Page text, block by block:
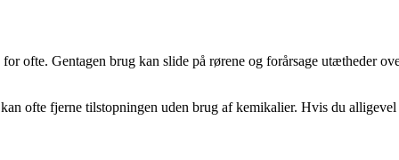
ofte. Gentagen brug kan slide på rørene og forårsage utætheder
ofte fjerne tilstopningen uden brug af kemikalier. Hvis du